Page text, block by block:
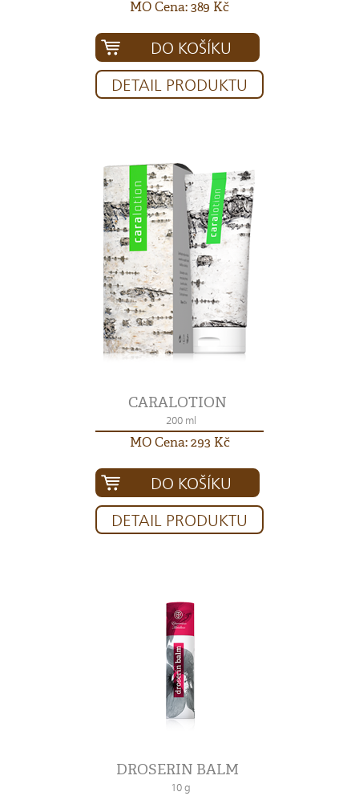
MO Cena: 389 Kč
DO KOŠÍKU
DETAIL PRODUKTU
CARALOTION
200 ml
MO Cena: 293 Kč
DO KOŠÍKU
DETAIL PRODUKTU
DROSERIN BALM
10 g